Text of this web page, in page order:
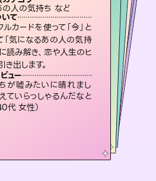
の人の気持ち など
て
カードを使って「今」と
「気になるあの人の気持
読み解き、恋や人生のヒ
き出します。
ュー
が嘘みたいに晴れまし
ていらっしゃるんだなと
代 女性）
あの人の気持ち、復縁 など
について
上の歴史を持つ東洋最古の
」で詳細まで占い、幸せへ向
示します。厳しい結果にも具
をお伝えします。
レビュー
もしっかり聞いて鑑定して
した。気持ちが楽になりまし
女性）
い、二人の未来、年の差 など
い師について
再開、復縁、成就などの報告実績
。セラピストとして2万超の施術経
あるからこそできる鑑定で、より良
来をサポートします。
ザーレビュー
心温まる鑑定でした。しかもこち
も言っていないのに視えていらっ
んだなと驚きです（30代女性）
得意な相談カテゴリ
片想い、あの人の気持ち、復縁 など
占い師について
恋愛のお悩みの中でも特に「曖昧な関係」の相談を得意としており、友達以上恋人未満なお相手との今後や本音を丁寧に読み解き恋愛成就へと導きます。
ユーザーレビュー
定していただいてアドバイス通りに行
すると仲が復活してきました。ありが
ございました（40代 女性）
得意な相談カテゴリ
恋愛総合、片想い、二人の未来 など
占い師について
復縁、恋愛、不倫の行方、同性愛や片
思い、仕事関係や借金問題まで知りた
いことや心の負担になっていることを
紐解き、背中をそっと押して導きます。
ユーザーレビュー
安心感のあり、言い切ってくれる所や濁
さない鑑定のおかげで、毎回自分の気
持ちを整えられます（30代 男性）
スピリチュアル・リーディング
得意な相談カテゴリ
出逢い、片想い、復縁 など
占い師について
未来には何パターンもの選択肢があり
ます。不安で視えにくくなっているあな
たの素敵な未来を見つけ、その未来を
選択できるようアドバイスします。
ユーザーレビュー
職場の人の性質や人間関係、本心など
本当によく視えていてびっくり。対策が
打てて前向きになれます（40代）